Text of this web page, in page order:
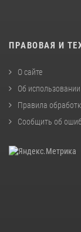
ПРАВОВАЯ И
О сайте
Об
Правила
Сообщить об